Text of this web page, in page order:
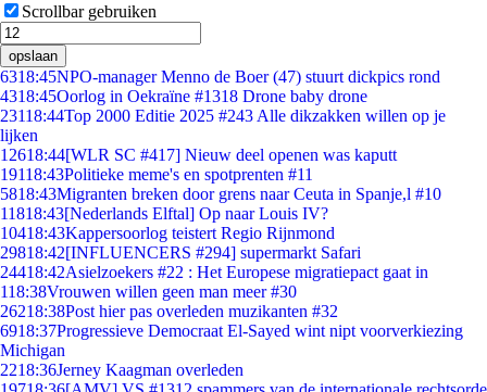
Scrollbar gebruiken
opslaan
6318:45NPO-manager Menno de Boer (47) stuurt dickpics rond
4318:45Oorlog in Oekraïne #1318 Drone baby drone
23118:44Top 2000 Editie 2025 #243 Alle dikzakken willen op je
lijken
12618:44[WLR SC #417] Nieuw deel openen was kaputt
19118:43Politieke meme's en spotprenten #11
5818:43Migranten breken door grens naar Ceuta in Spanje,l #10
11818:43[Nederlands Elftal] Op naar Louis IV?
10418:43Kappersoorlog teistert Regio Rijnmond
29818:42[INFLUENCERS #294] supermarkt Safari
24418:42Asielzoekers #22 : Het Europese migratiepact gaat in
118:38Vrouwen willen geen man meer #30
26218:38Post hier pas overleden muzikanten #32
6918:37Progressieve Democraat El-Sayed wint nipt voorverkiezing
Michigan
2218:36Jerney Kaagman overleden